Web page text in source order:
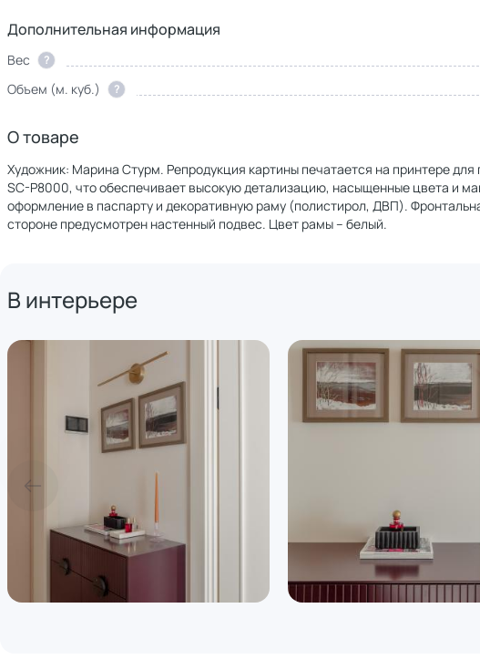
Дополнительная информация
Вес ?
Объем (м. куб.)
?
О товаре
Художник: Марина Стурм. Репродукция картины печатается на принтере
SC-P8000, что обеспечивает высокую детализацию, насыщенные цвета и
оформление в паспарту и декоративную раму (полистирол, ДВП).
стороне предусмотрен настенный подвес. Цвет рамы – белый.
В интерьере